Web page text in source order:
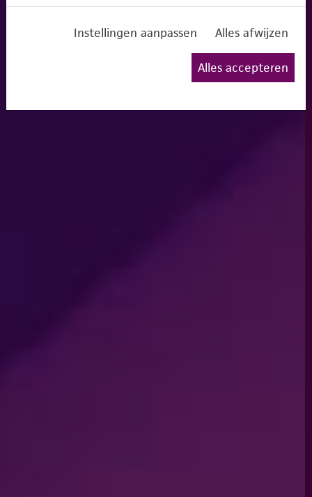
Instellingen aanpassen Alles afwijzen
Alles accepteren